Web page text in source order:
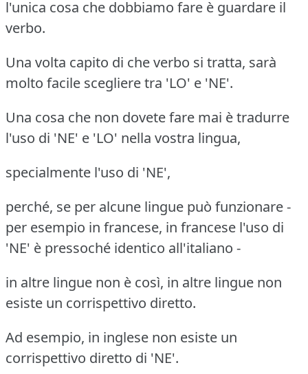
l'unica cosa che dobbiamo fare è guardare il
verbo.
Una volta capito di che verbo si tratta, sarà
molto facile scegliere tra 'LO' e 'NE'.
Una cosa che non dovete fare mai è tradurre
l'uso di 'NE' e 'LO' nella vostra lingua,
specialmente l'uso di 'NE',
perché, se per alcune lingue può funzionare -
per esempio in francese, in francese l'uso di
'NE' è pressoché identico all'italiano -
in altre lingue non è così, in altre lingue non
esiste un corrispettivo diretto.
Ad esempio, in inglese non esiste un
corrispettivo diretto di 'NE'.